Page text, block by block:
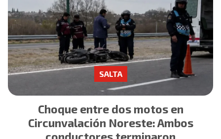
Choque entre dos motos en
Circunvalación Noreste: Ambos
SALTA